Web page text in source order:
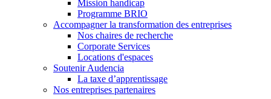
Mission handicap
Programme BRIO
Accompagner la transformation des entreprises
Nos chaires de recherche
Corporate Services
Locations d'espaces
Soutenir Audencia
La taxe d’apprentissage
Nos entreprises partenaires